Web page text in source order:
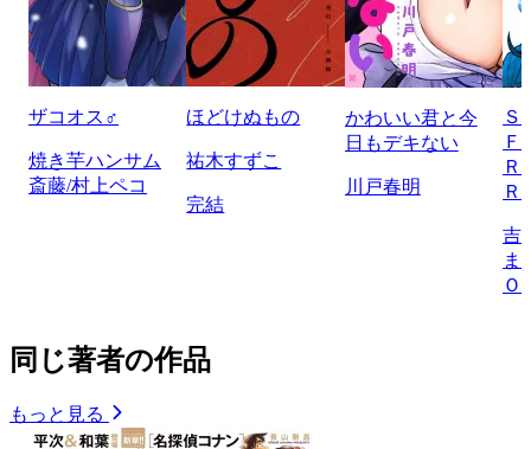
ザコオス♂
焼き芋ハンサム
斎藤/村上ペコ
ほどけぬもの
祐木すずこ
完結
かわいい君と今
日もデキない
川戸春明
Ｆ
Ｒ
吉
ま
Ｏ
同じ著者の作品
もっと見る